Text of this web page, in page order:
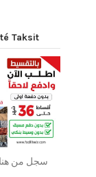
Taksit
INSCRIVEZ-VOUS MAINTENANT سجل من هنا